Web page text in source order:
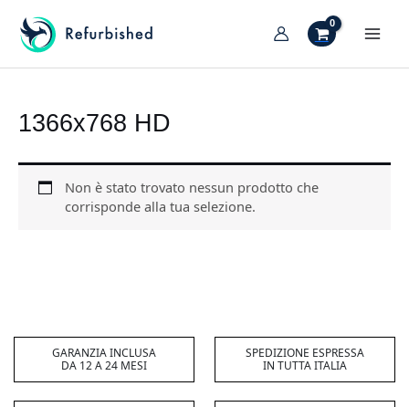
contenuto
1366x768 HD
Non è stato trovato nessun prodotto che
corrisponde alla tua selezione.
GARANZIA INCLUSA
DA 12 A 24 MESI
SPEDIZIONE ESPRESSA
IN TUTTA ITALIA
DISATTIVA
DISATTIVA